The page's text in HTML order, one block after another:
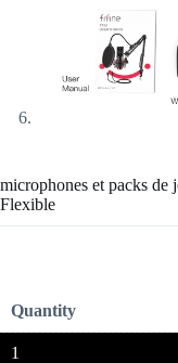
microphones et packs de
Flexible
Quantity
1